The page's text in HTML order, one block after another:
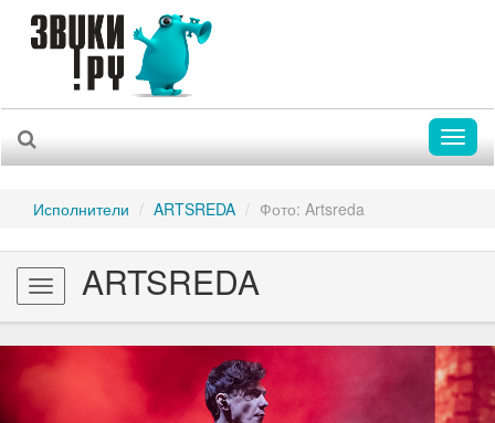
Исполнители ARTSREDA Фото: Artsreda
Toggle
navigation
ARTSREDA
Previous